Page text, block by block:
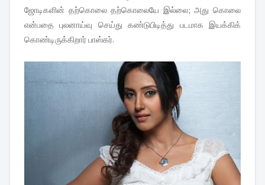
ஜோடிகளின் தற்கொலை தற்கொலையே இல்லை; அது கொலை
என்பதை புலனாய்வு செய்து கண்டுபிடித்து படமாக இயக்கிக்
கொண்டிருக்கிறார் பாஸ்கர்.